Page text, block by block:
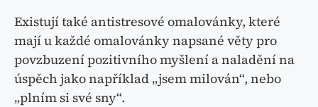
Existují také antistresové omalovánky, které
mají u každé omalovánky napsané věty pro
povzbuzení pozitivního myšlení a naladění na
úspěch jako například „jsem milován“, nebo
„plním si své sny“.